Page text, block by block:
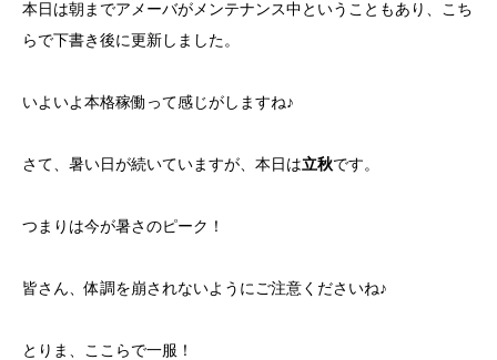
本日は朝までアメーバがメンテナンス中ということもあり、こち
らで下書き後に更新しました。
いよいよ本格稼働って感じがしますね♪
さて、暑い日が続いていますが、本日は立秋です。
つまりは今が暑さのピーク！
皆さん、体調を崩されないようにご注意くださいね♪
とりま、ここらで一服！